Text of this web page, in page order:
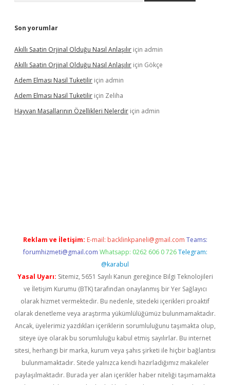
Son yorumlar
Akıllı Saatin Orjinal Olduğu Nasıl Anlaşılır için admin
Akıllı Saatin Orjinal Olduğu Nasıl Anlaşılır için Gökçe
Adem Elması Nasil Tuketilir için admin
Adem Elması Nasil Tuketilir için Zeliha
Hayvan Masallarının Özellikleri Nelerdir için admin
Reklam ve İletişim: E-mail: backlinkpaneli@gmail.com Teams:
forumhizmeti@gmail.com Whatsapp: 0262 606 0 726 Telegram:
@karabul
Yasal Uyarı: Sitemiz, 5651 Sayılı Kanun gereğince Bilgi Teknolojileri
ve İletişim Kurumu (BTK) tarafından onaylanmış bir Yer Sağlayıcı
olarak hizmet vermektedir. Bu nedenle, sitedeki içerikleri proaktif
olarak denetleme veya araştırma yükümlülüğümüz bulunmamaktadır.
Ancak, üyelerimiz yazdıkları içeriklerin sorumluluğunu taşımakta olup,
siteye üye olarak bu sorumluluğu kabul etmiş sayılırlar. Bu internet
sitesi, herhangi bir marka, kurum veya şahıs şirketi ile hiçbir bağlantısı
bulunmamaktadır. Sitede yalnızca kendi hazırladığımız makaleler
paylaşılmaktadır. Burada yer alan içerikler haber niteliği taşımamakta